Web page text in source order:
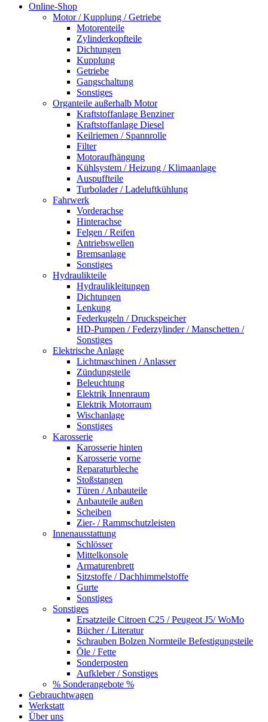
Online-Shop
Motor / Kupplung / Getriebe
Motorenteile
Zylinderkopfteile
Dichtungen
Kupplung
Getriebe
Gangschaltung
Sonstiges
Organteile außerhalb Motor
Kraftstoffanlage Benziner
Kraftstoffanlage Diesel
Keilriemen / Spannrolle
Filter
Motoraufhängung
Kühlsystem / Heizung / Klimaanlage
Auspuffteile
Turbolader / Ladeluftkühlung
Fahrwerk
Vorderachse
Hinterachse
Felgen / Reifen
Antriebswellen
Bremsanlage
Sonstiges
Hydraulikteile
Hydraulikleitungen
Dichtungen
Lenkung
Federkugeln / Druckspeicher
HD-Pumpen / Federzylinder / Manschetten /
Sonstiges
Elektrische Anlage
Lichtmaschinen / Anlasser
Zündungsteile
Beleuchtung
Elektrik Innenraum
Elektrik Motorraum
Wischanlage
Sonstiges
Karosserie
Karosserie hinten
Karosserie vorne
Reparaturbleche
Stoßstangen
Türen / Anbauteile
Anbauteile außen
Scheiben
Zier- / Rammschutzleisten
Innenausstattung
Schlösser
Mittelkonsole
Armaturenbrett
Sitzstoffe / Dachhimmelstoffe
Gurte
Sonstiges
Sonstiges
Ersatzteile Citroen C25 / Peugeot J5/ WoMo
Bücher / Literatur
Schrauben Bolzen Normteile Befestigungsteile
Öle / Fette
Sonderposten
Aufkleber / Sonstiges
% Sonderangebote %
Gebrauchtwagen
Werkstatt
Über uns